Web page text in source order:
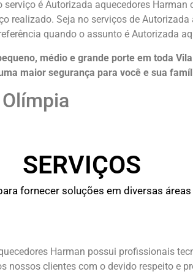
é Autorizada aquecedores
realizado. Seja no serviços de Autorizada
quando o assunto é Autorizada
médio e grande porte em toda
maior segurança para você e sua
SERVIÇOS
fornecer soluções em diversas
Harman possui profissionais
nossos clientes com o devido respeito e